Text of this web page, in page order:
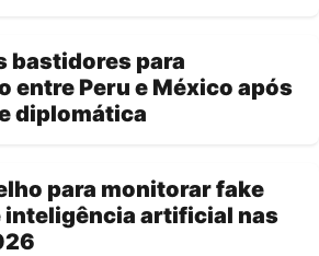
bastidores para
entre Peru e México após
diplomática
para monitorar fake
inteligência artificial nas